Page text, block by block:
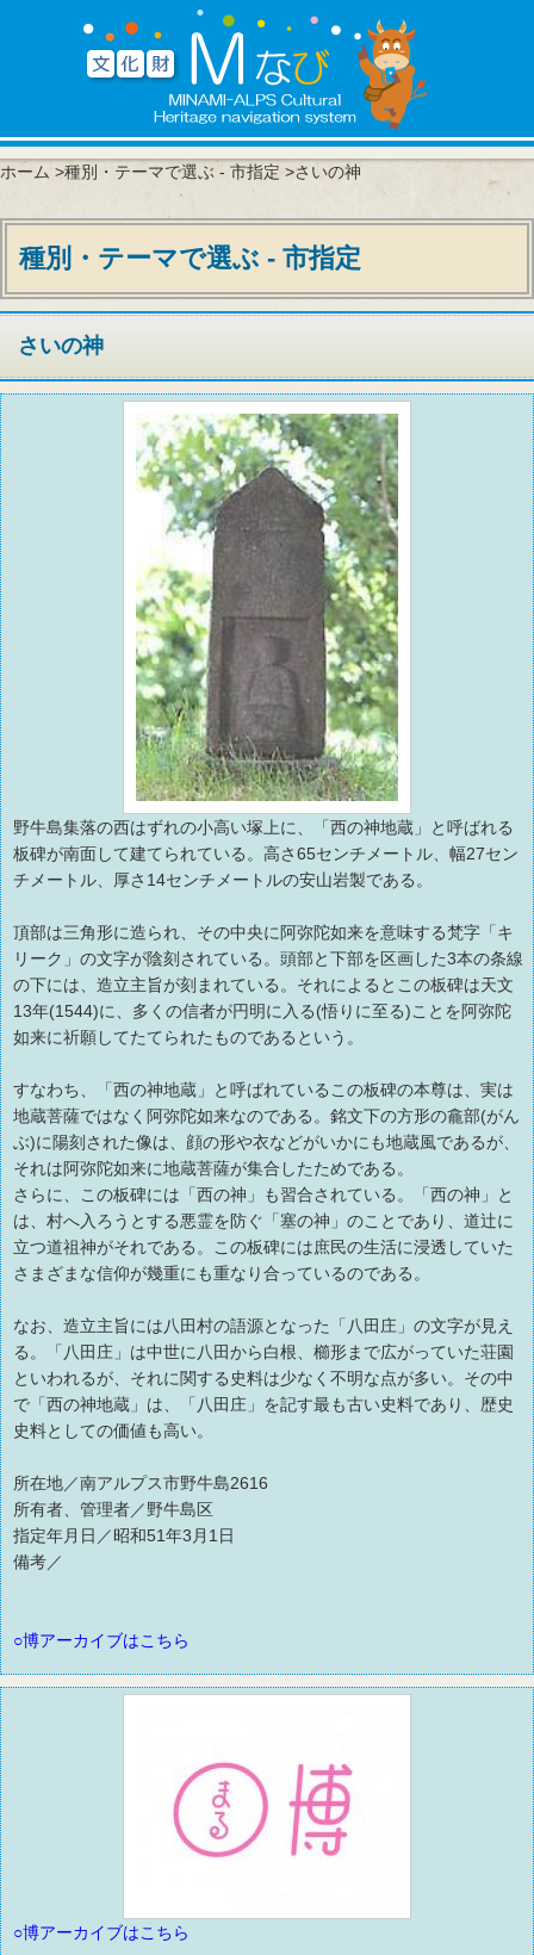
ホーム >種別・テーマで選ぶ - 市指定 >さいの神
種別・テーマで選ぶ - 市指定
さいの神
野牛島集落の西はずれの小高い塚上に、「西の神地蔵」と呼ばれる
板碑が南面して建てられている。高さ65センチメートル、幅27セン
チメートル、厚さ14センチメートルの安山岩製である。
頂部は三角形に造られ、その中央に阿弥陀如来を意味する梵字「キ
リーク」の文字が陰刻されている。頭部と下部を区画した3本の条線
の下には、造立主旨が刻まれている。それによるとこの板碑は天文
13年(1544)に、多くの信者が円明に入る(悟りに至る)ことを阿弥陀
如来に祈願してたてられたものであるという。
すなわち、「西の神地蔵」と呼ばれているこの板碑の本尊は、実は
地蔵菩薩ではなく阿弥陀如来なのである。銘文下の方形の龕部(がん
ぶ)に陽刻された像は、顔の形や衣などがいかにも地蔵風であるが、
それは阿弥陀如来に地蔵菩薩が集合したためである。
さらに、この板碑には「西の神」も習合されている。「西の神」と
は、村へ入ろうとする悪霊を防ぐ「塞の神」のことであり、道辻に
立つ道祖神がそれである。この板碑には庶民の生活に浸透していた
さまざまな信仰が幾重にも重なり合っているのである。
なお、造立主旨には八田村の語源となった「八田庄」の文字が見え
る。「八田庄」は中世に八田から白根、櫛形まで広がっていた荘園
といわれるが、それに関する史料は少なく不明な点が多い。その中
で「西の神地蔵」は、「八田庄」を記す最も古い史料であり、歴史
史料としての価値も高い。
所在地／南アルプス市野牛島2616
所有者、管理者／野牛島区
指定年月日／昭和51年3月1日
備考／
○博アーカイブはこちら
○博アーカイブはこちら